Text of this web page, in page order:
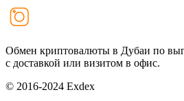
Обмен криптовалюты в Дубаи по
с доставкой или визитом в офис.
© 2016-2024 Exdex